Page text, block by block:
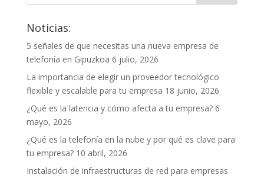
Noticias:
5 señales de que necesitas una nueva empresa de
telefonía en Gipuzkoa 6 julio, 2026
La importancia de elegir un proveedor tecnológico
flexible y escalable para tu empresa 18 junio, 2026
¿Qué es la latencia y cómo afecta a tu empresa? 6
mayo, 2026
¿Qué es la telefonía en la nube y por qué es clave para
tu empresa? 10 abril, 2026
Instalación de infraestructuras de red para empresas